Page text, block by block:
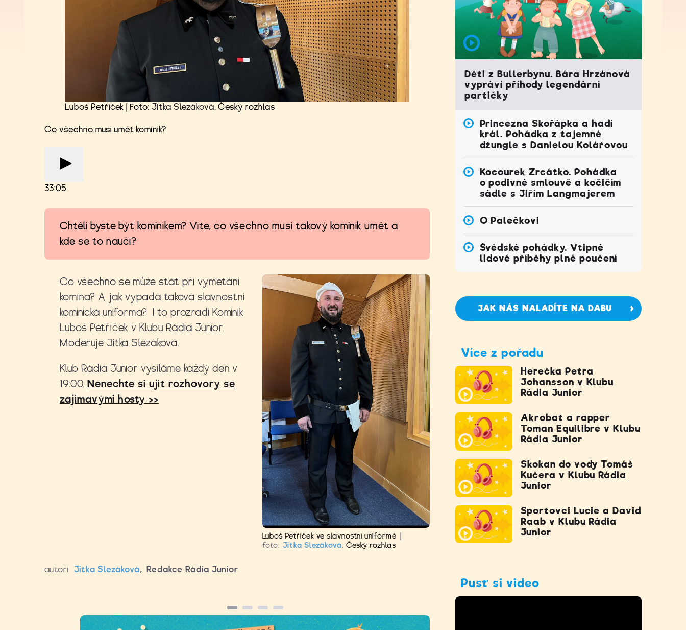
Luboš Petříček | Foto:Jitka Slezáková, Český rozhlas
Co všechno musí umět kominík?
33:05
Chtěli byste být kominíkem? Víte, co všechno musí takový kominík umět a
kde se to naučí?
Luboš Petříček ve slavnostní uniformě
foto: Jitka Slezáková, Český rozhlas
Co všechno se může stát při vymetání
komína? A jak vypadá taková slavnostní
kominická uniforma? I to prozradí Kominík
Luboš Petříček v Klubu Rádia Junior.
Moderuje Jitka Slezáková.
Klub Rádia Junior vysíláme každý den v
19:00. Nenechte si ujít rozhovory se
zajímavými hosty >>
autoři: Jitka Slezáková, Redakce Rádia Junior
Děti z Bullerbynu. Bára Hrzánová
vypráví příhody legendární
partičky
Princezna Skořápka a hadí
král. Pohádka z tajemné
džungle s Danielou Kolářovou
Kocourek Zrcátko. Pohádka
o podivné smlouvě a kočičím
sádle s Jiřím Langmajerem
O Palečkovi
Švédské pohádky. Vtipné
lidové příběhy plné poučení
JAK NÁS NALADÍTE NA DABU
Více z pořadu
Herečka Petra
Johansson v Klubu
Rádia Junior
Akrobat a rapper
Toman Equilibre v Klubu
Rádia Junior
Skokan do vody Tomáš
Kučera v Klubu Rádia
Junior
Sportovci Lucie a David
Raab v Klubu Rádia
Junior
Pusť si video